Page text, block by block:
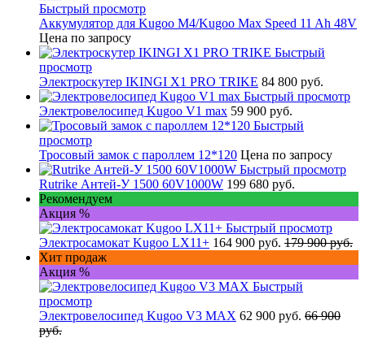
Быстрый просмотр
Аккумулятор для Kugoo M4/Kugoo Max Speed 11 Ah 48V
Цена по запросу
Быстрый
просмотр
Электроскутер IKINGI X1 PRO TRIKE 84 800 руб.
Быстрый просмотр
Электровелосипед Kugoo V1 max 59 900 руб.
Быстрый
просмотр
Тросовый замок с пароллем 12*120 Цена по запросу
Быстрый просмотр
Rutrike Антей-У 1500 60V1000W 199 680 руб.
Рекомендуем
Акция %
Быстрый просмотр
Электросамокат Kugoo LX11+ 164 900 руб. 179 900 руб.
Хит продаж
Акция %
Быстрый
просмотр
Электровелосипед Kugoo V3 MAX 62 900 руб. 66 900
руб.